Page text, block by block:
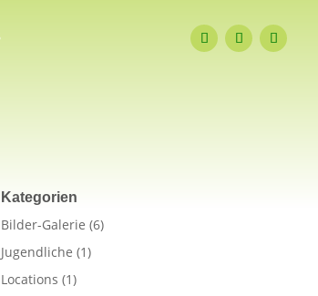
Kategorien
Bilder-Galerie (6)
Jugendliche (1)
Locations (1)